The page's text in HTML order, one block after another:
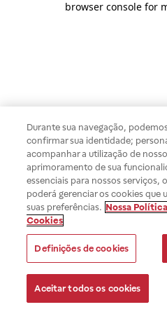
browser console for
Durante sua navegação,
confirmar sua identidade;
acompanhar a utilização de
aprimoramento de sua
essenciais para nossos serviços,
poderá gerenciar os cookies que
suas preferências. Nossa
Cookies
Definições de cookies
Aceitar todos os cookies